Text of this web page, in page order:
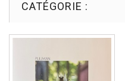
CATÉGORIE :